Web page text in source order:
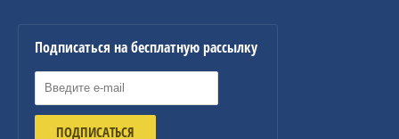
Подписаться на бесплатную рассылку
ПОДПИСАТЬСЯ